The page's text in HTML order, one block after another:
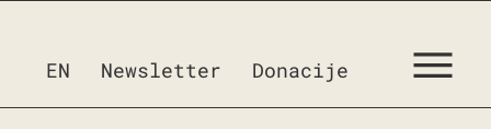
EN Newsletter Donacije